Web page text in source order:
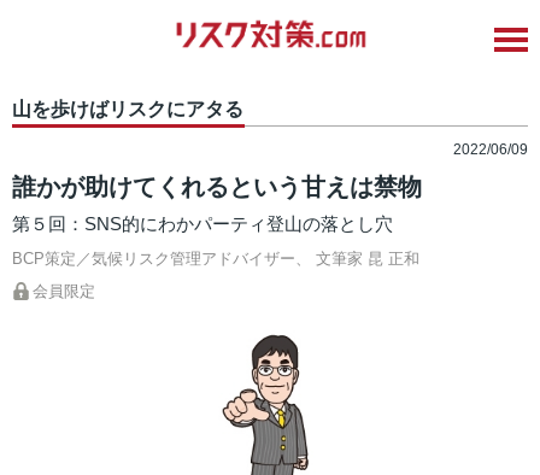
山を歩けばリスクにアタる
2022/06/09
誰かが助けてくれるという甘えは禁物
第５回：SNS的にわかパーティ登山の落とし穴
BCP策定／気候リスク管理アドバイザー、 文筆家 昆 正和
会員限定